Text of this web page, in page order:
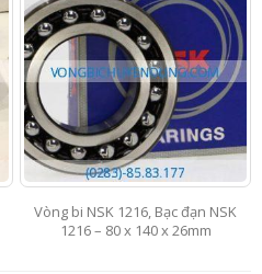
Vòng bi NSK 1216, Bạc đạn NSK
1216 – 80 x 140 x 26mm